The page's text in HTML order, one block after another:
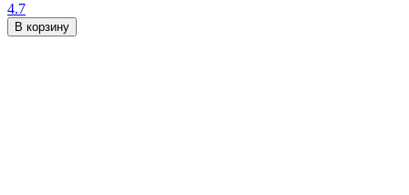
4.7
В корзину